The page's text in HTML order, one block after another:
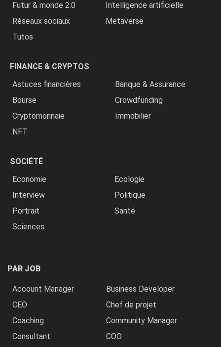
Futur & monde 2.0
Intelligence artificielle
Réseaux sociaux
Metaverse
Tutos
FINANCE & CRYPTOS
Astuces financières
Banque & Assurance
Bourse
Crowdfunding
Cryptomonnaie
Immobilier
NFT
SOCIÉTÉ
Economie
Ecologie
Interview
Politique
Portrait
Santé
Sciences
PAR JOB
Account Manager
Business Developer
CEO
Chef de projet
Coaching
Community Manager
Consultant
COO